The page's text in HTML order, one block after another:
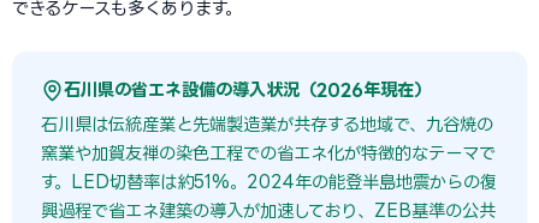
できるケースも多くあります。
石川県の省エネ設備の導入状況（2026年現在）
石川県は伝統産業と先端製造業が共存する地域で、九谷焼の
窯業や加賀友禅の染色工程での省エネ化が特徴的なテーマで
す。LED切替率は約51%。2024年の能登半島地震からの復
興過程で省エネ建築の導入が加速しており、ZEB基準の公共